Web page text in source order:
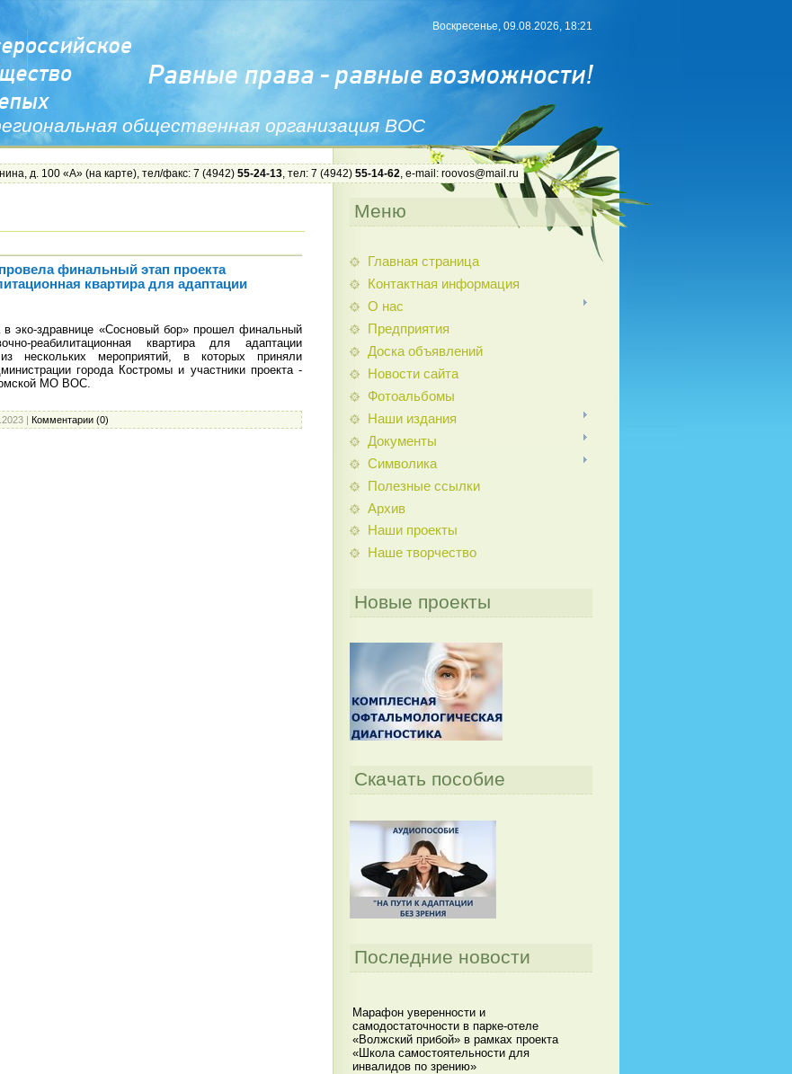
общественная организация ВОС
Воскресенье, 09.08.2026, 18:21
д. 100 «А» (на карте), тел/факс: 7 (4942) 55-24-13, тел: 7 (4942) 55-14-62, e-mail: roovos@mail.ru
финальный этап проекта
квартира для адаптации
эко-здравнице «Сосновый бор» прошел финальный
реабилитационная квартира для адаптации
нескольких мероприятий, в которых приняли
города Костромы и участники проекта -
МО ВОС.
| Комментарии (0)
Меню
Главная страница
Контактная информация
О нас
Предприятия
Доска объявлений
Новости сайта
Фотоальбомы
Наши издания
Документы
Символика
Полезные ссылки
Архив
Наши проекты
Наше творчество
Новые проекты
Скачать пособие
Последние новости
Марафон уверенности и
самодостаточности в парке-отеле
«Волжский прибой» в рамках проекта
«Школа самостоятельности для
инвалидов по зрению»